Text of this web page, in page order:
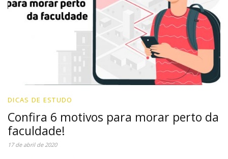
DICAS DE ESTUDO
Confira 6 motivos para morar perto da
faculdade!
17 de abril de 2020